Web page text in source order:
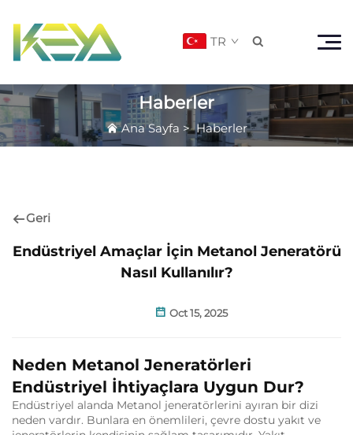
TR 
Haberler
Ana Sayfa >Haberler
Geri
Endüstriyel Amaçlar İçin Metanol Jeneratörü
Nasıl Kullanılır?
Oct 15, 2025
Neden Metanol Jeneratörleri
Endüstriyel İhtiyaçlara Uygun Dur?
Endüstriyel alanda Metanol jeneratörlerini ayıran bir dizi
neden vardır. Bunlara en önemlileri, çevre dostu yakıt ve